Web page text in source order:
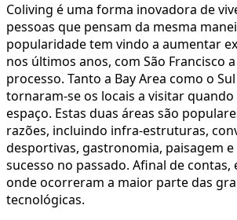
Coliving é uma forma inovadora de
pessoas que pensam da mesma
popularidade tem vindo a aumentar
nos últimos anos, com São Francisco
processo. Tanto a Bay Area como o
tornaram-se os locais a visitar quando
espaço. Estas duas áreas são
razões, incluindo infra-estruturas,
desportivas, gastronomia, paisagem
sucesso no passado. Afinal de contas,
onde ocorreram a maior parte das
tecnológicas.